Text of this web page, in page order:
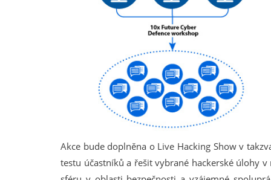
Akce bude doplněna o Live Hacking Show v
testu účastníků a řešit vybrané hackerské úlohy